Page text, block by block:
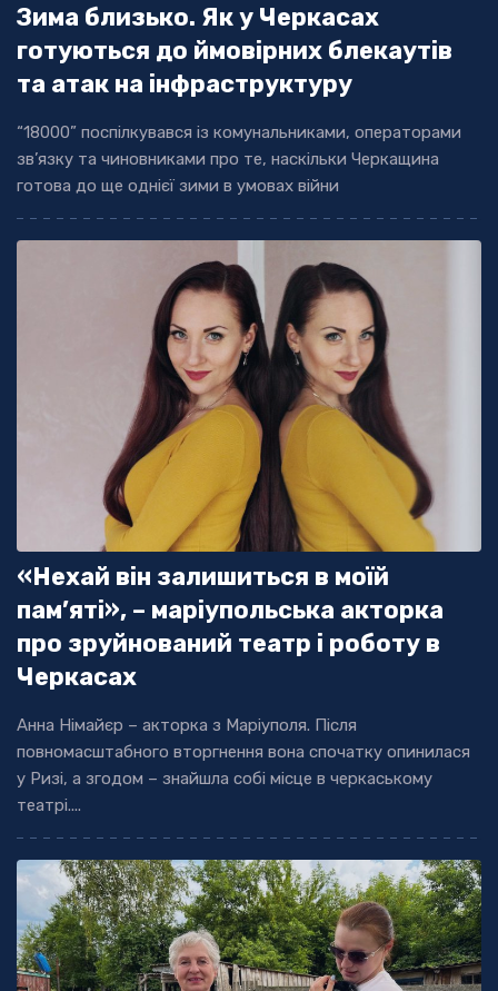
Зима близько. Як у Черкасах
готуються до ймовірних блекаутів
та атак на інфраструктуру
“18000” поспілкувався із комунальниками, операторами
зв’язку та чиновниками про те, наскільки Черкащина
готова до ще однієї зими в умовах війни
«Нехай він залишиться в моїй
пам’яті», – маріупольська акторка
про зруйнований театр і роботу в
Черкасах
Анна Німайєр – акторка з Маріуполя. Після
повномасштабного вторгнення вона спочатку опинилася
у Ризі, а згодом – знайшла собі місце в черкаському
театрі....